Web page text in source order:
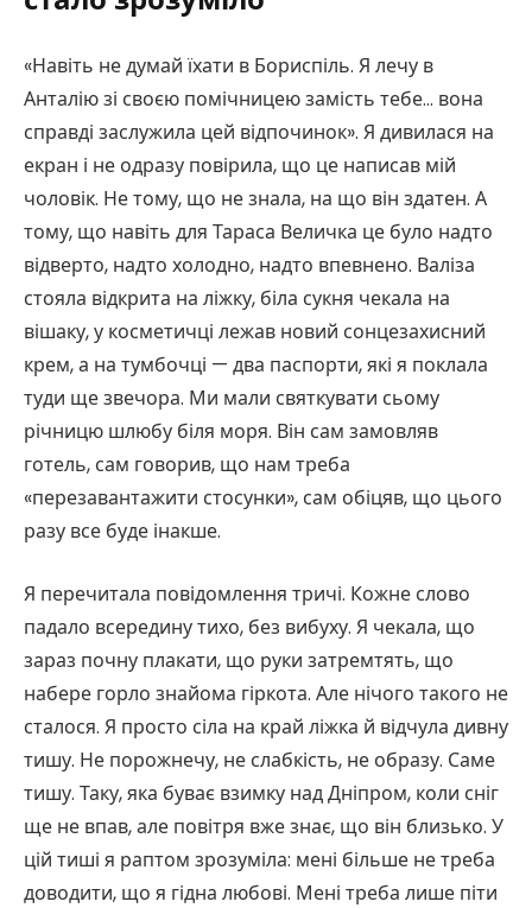
«Навіть не думай їхати в Бориспіль. Я лечу в
Анталію зі своєю помічницею замість тебе… вона
справді заслужила цей відпочинок». Я дивилася на
екран і не одразу повірила, що це написав мій
чоловік. Не тому, що не знала, на що він здатен. А
тому, що навіть для Тараса Величка це було надто
відверто, надто холодно, надто впевнено. Валіза
стояла відкрита на ліжку, біла сукня чекала на
вішаку, у косметичці лежав новий сонцезахисний
крем, а на тумбочці — два паспорти, які я поклала
туди ще звечора. Ми мали святкувати сьому
річницю шлюбу біля моря. Він сам замовляв
готель, сам говорив, що нам треба
«перезавантажити стосунки», сам обіцяв, що цього
разу все буде інакше.
Я перечитала повідомлення тричі. Кожне слово
падало всередину тихо, без вибуху. Я чекала, що
зараз почну плакати, що руки затремтять, що
набере горло знайома гіркота. Але нічого такого не
сталося. Я просто сіла на край ліжка й відчула дивну
тишу. Не порожнечу, не слабкість, не образу. Саме
тишу. Таку, яка буває взимку над Дніпром, коли сніг
ще не впав, але повітря вже знає, що він близько. У
цій тиші я раптом зрозуміла: мені більше не треба
доводити, що я гідна любові. Мені треба лише піти